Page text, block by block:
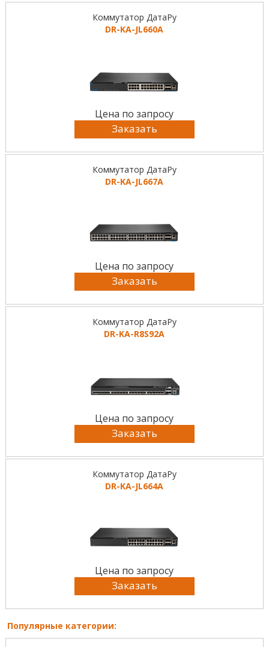
Коммутатор ДатаРу
DR-KА-JL660A
Цена по запросу
Заказать
Коммутатор ДатаРу
DR-KА-JL667A
Цена по запросу
Заказать
Коммутатор ДатаРу
DR-KА-R8S92A
Цена по запросу
Заказать
Коммутатор ДатаРу
DR-KА-JL664A
Цена по запросу
Заказать
Популярные категории: